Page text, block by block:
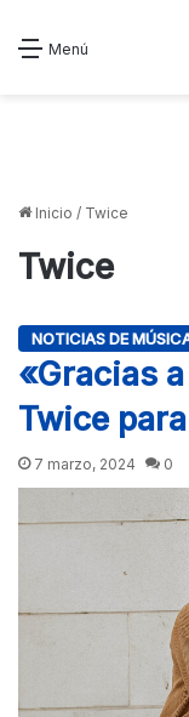
Menú
Inicio / Twice
Twice
NOTICIAS DE
«Gracias
Twice
7 marzo, 2024 0